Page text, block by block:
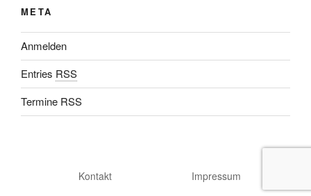
META
Anmelden
Entries RSS
Termine RSS
Kontakt Impressum